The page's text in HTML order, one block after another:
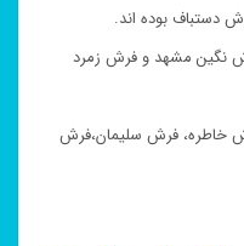
دستباف بوده اند.
نگین مشهد و فرش زمرد
خاطره، فرش سلیمان،فرش